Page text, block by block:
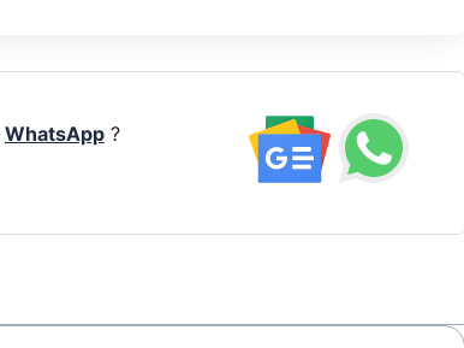
WhatsApp?